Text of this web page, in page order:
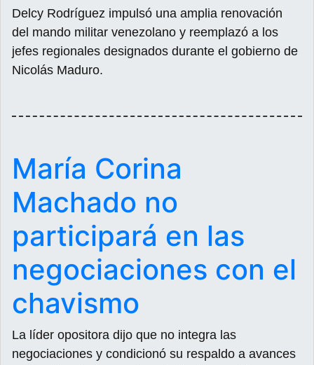
Delcy Rodríguez impulsó una amplia renovación
del mando militar venezolano y reemplazó a los
jefes regionales designados durante el gobierno de
Nicolás Maduro.
María Corina
Machado no
participará en las
negociaciones con el
chavismo
La líder opositora dijo que no integra las
negociaciones y condicionó su respaldo a avances